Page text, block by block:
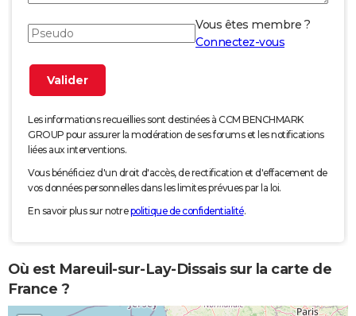
Vous êtes membre ?
Connectez-vous
Les informations recueillies sont destinées à CCM BENCHMARK
GROUP pour assurer la modération de ses forums et les notifications
liées aux interventions.
Vous bénéficiez d'un droit d'accès, de rectification et d'effacement de
vos données personnelles dans les limites prévues par la loi.
En savoir plus sur notrepolitique de confidentialité.
Où est Mareuil-sur-Lay-Dissais sur la carte de
France ?